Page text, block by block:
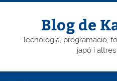
Skip
Blog de
Tecnologia, programació,
japó i